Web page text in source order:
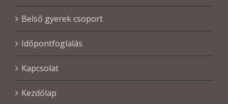
Belső gyerek csoport
Időpontfoglalás
Kapcsolat
Kezdőlap